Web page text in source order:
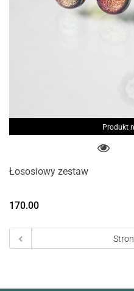
Produkt
Łososiowy zestaw
170.00